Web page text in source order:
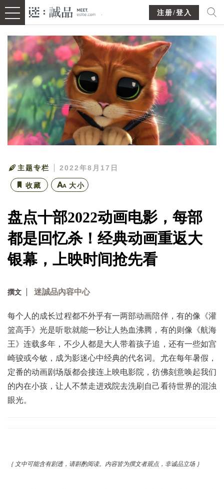
注册/登入
主题专栏 2022年8月17日
收藏 大小
盘点十部2022动画电影，每部
都是回忆杀！经典动画重返大
银幕，上映时间抢先看
撰文 迷誠品內容中心
每个人的成长过程都不外乎有一两部动画陪伴，有的像《灌
篮高手》光是听歌就能一秒让人热血沸腾，有的则像《航海
王》连载多年，不少人都是大人带着孩子追，还有一些如宫
崎骏或今敏，成为影迷心中经典的代名词。尤在每年暑假，
定番的动画剧场版都会接连上映电影院，彷佛刻意唤起我们
的内在小孩，让人不禁走进戏院去洗刷自己看待世界的混浊
眼光。
｛ 文中可能含有剧透，请斟酌阅读。内容皆为撰文者观点，非诚品立场 ｝